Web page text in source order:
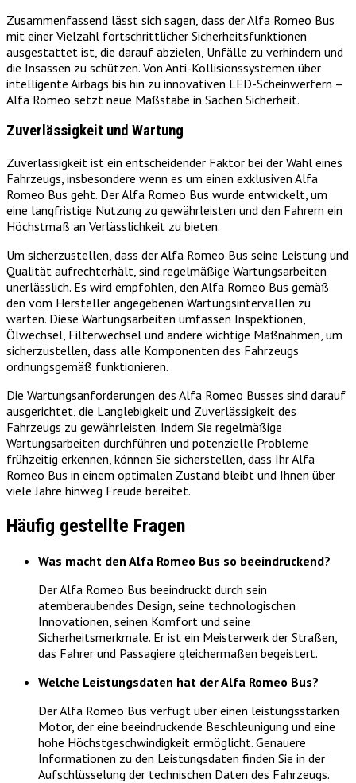
Zusammenfassend lässt sich sagen, dass der Alfa Romeo Bus
mit einer Vielzahl fortschrittlicher Sicherheitsfunktionen
ausgestattet ist, die darauf abzielen, Unfälle zu verhindern und
die Insassen zu schützen. Von Anti-Kollisionssystemen über
intelligente Airbags bis hin zu innovativen LED-Scheinwerfern –
Alfa Romeo setzt neue Maßstäbe in Sachen Sicherheit.
Zuverlässigkeit und Wartung
Zuverlässigkeit ist ein entscheidender Faktor bei der Wahl eines
Fahrzeugs, insbesondere wenn es um einen exklusiven Alfa
Romeo Bus geht. Der Alfa Romeo Bus wurde entwickelt, um
eine langfristige Nutzung zu gewährleisten und den Fahrern ein
Höchstmaß an Verlässlichkeit zu bieten.
Um sicherzustellen, dass der Alfa Romeo Bus seine Leistung und
Qualität aufrechterhält, sind regelmäßige Wartungsarbeiten
unerlässlich. Es wird empfohlen, den Alfa Romeo Bus gemäß
den vom Hersteller angegebenen Wartungsintervallen zu
warten. Diese Wartungsarbeiten umfassen Inspektionen,
Ölwechsel, Filterwechsel und andere wichtige Maßnahmen, um
sicherzustellen, dass alle Komponenten des Fahrzeugs
ordnungsgemäß funktionieren.
Die Wartungsanforderungen des Alfa Romeo Busses sind darauf
ausgerichtet, die Langlebigkeit und Zuverlässigkeit des
Fahrzeugs zu gewährleisten. Indem Sie regelmäßige
Wartungsarbeiten durchführen und potenzielle Probleme
frühzeitig erkennen, können Sie sicherstellen, dass Ihr Alfa
Romeo Bus in einem optimalen Zustand bleibt und Ihnen über
viele Jahre hinweg Freude bereitet.
Häufig gestellte Fragen
Was macht den Alfa Romeo Bus so beeindruckend?
Der Alfa Romeo Bus beeindruckt durch sein
atemberaubendes Design, seine technologischen
Innovationen, seinen Komfort und seine
Sicherheitsmerkmale. Er ist ein Meisterwerk der Straßen,
das Fahrer und Passagiere gleichermaßen begeistert.
Welche Leistungsdaten hat der Alfa Romeo Bus?
Der Alfa Romeo Bus verfügt über einen leistungsstarken
Motor, der eine beeindruckende Beschleunigung und eine
hohe Höchstgeschwindigkeit ermöglicht. Genauere
Informationen zu den Leistungsdaten finden Sie in der
Aufschlüsselung der technischen Daten des Fahrzeugs.